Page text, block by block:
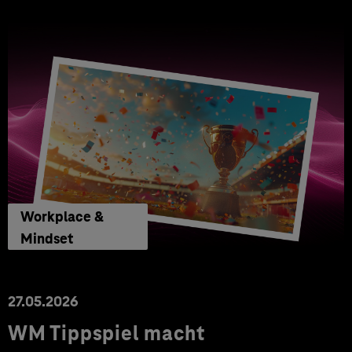
Workplace &
Mindset
27.05.2026
WM Tippspiel macht